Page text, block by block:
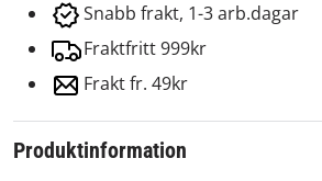
Snabb frakt, 1-3 arb.dagar
Fraktfritt 999kr
Frakt fr. 49kr
Produktinformation